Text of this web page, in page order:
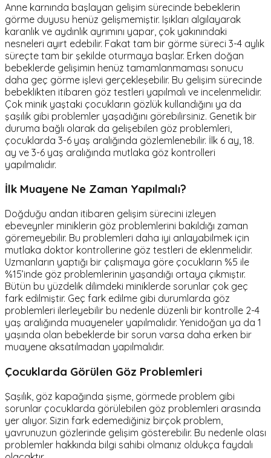
Anne karnında başlayan gelişim sürecinde bebeklerin
görme duyusu henüz gelişmemiştir. Işıkları algılayarak
karanlık ve aydınlık ayrımını yapar, çok yakınındaki
nesneleri ayırt edebilir. Fakat tam bir görme süreci 3-4 aylık
süreçte tam bir şekilde oturmaya başlar. Erken doğan
bebeklerde gelişimin henüz tamamlanmaması sonucu
daha geç görme işlevi gerçekleşebilir. Bu gelişim sürecinde
bebeklikten itibaren göz testleri yapılmalı ve incelenmelidir.
Çok minik yaştaki çocukların gözlük kullandığını ya da
şaşılık gibi problemler yaşadığını görebilirsiniz. Genetik bir
duruma bağlı olarak da gelişebilen göz problemleri,
çocuklarda 3-6 yaş aralığında gözlemlenebilir. İlk 6 ay, 18.
ay ve 3-6 yaş aralığında mutlaka göz kontrolleri
yapılmalıdır.
İlk Muayene Ne Zaman Yapılmalı?
Doğduğu andan itibaren gelişim sürecini izleyen
ebeveynler miniklerin göz problemlerini bakıldığı zaman
göremeyebilir. Bu problemleri daha iyi anlayabilmek için
mutlaka doktor kontrollerine göz testleri de eklenmelidir.
Uzmanların yaptığı bir çalışmaya göre çocukların %5 ile
%15’inde göz problemlerinin yaşandığı ortaya çıkmıştır.
Bütün bu yüzdelik dilimdeki miniklerde sorunlar çok geç
fark edilmiştir. Geç fark edilme gibi durumlarda göz
problemleri ilerleyebilir bu nedenle düzenli bir kontrolle 2-4
yaş aralığında muayeneler yapılmalıdır. Yenidoğan ya da 1
yaşında olan bebeklerde bir sorun varsa daha erken bir
muayene aksatılmadan yapılmalıdır.
Çocuklarda Görülen Göz Problemleri
Şaşılık, göz kapağında şişme, görmede problem gibi
sorunlar çocuklarda görülebilen göz problemleri arasında
yer alıyor. Sizin fark edemediğiniz birçok problem,
yavrunuzun gözlerinde gelişim gösterebilir. Bu nedenle olası
problemler hakkında bilgi sahibi olmanız oldukça faydalı